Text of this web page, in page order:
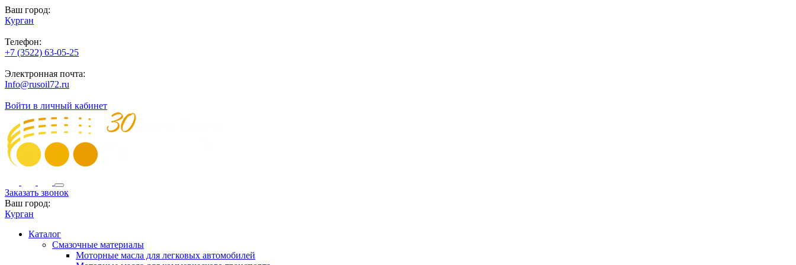
Ваш город:
Курган
Телефон:
+7 (3522) 63-05-25
Электронная почта:
Info@rusoil72.ru
Войти в личный кабинет
Заказать звонок
Ваш город:
Курган
Каталог
Смазочные материалы
Моторные масла для легковых автомобилей